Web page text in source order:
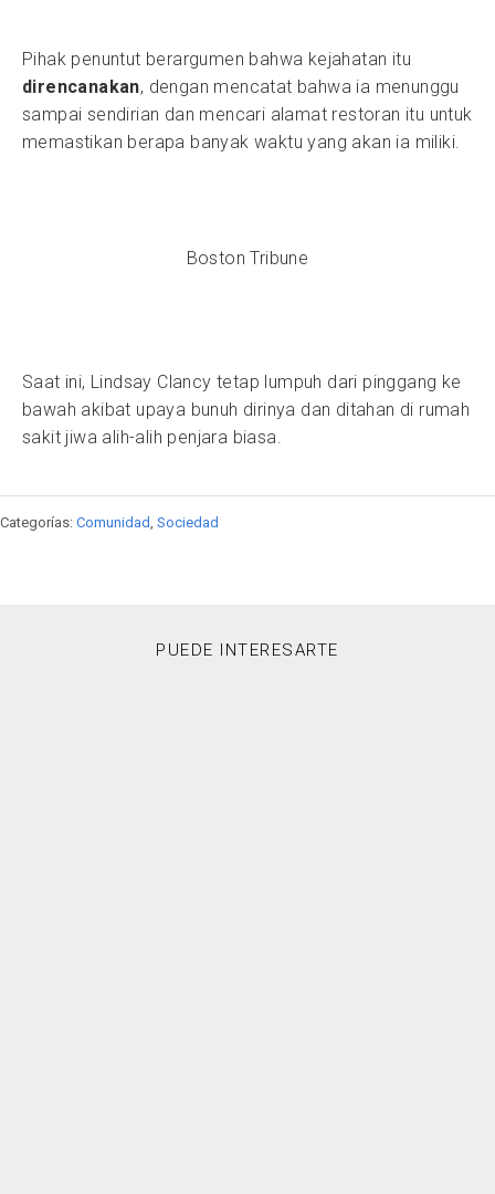
Pihak penuntut berargumen bahwa kejahatan itu
direncanakan, dengan mencatat bahwa ia menunggu
sampai sendirian dan mencari alamat restoran itu untuk
memastikan berapa banyak waktu yang akan ia miliki.
Boston Tribune
Saat ini, Lindsay Clancy tetap lumpuh dari pinggang ke
bawah akibat upaya bunuh dirinya dan ditahan di rumah
sakit jiwa alih-alih penjara biasa.
Categorías: Comunidad Sociedad
PUEDE INTERESARTE